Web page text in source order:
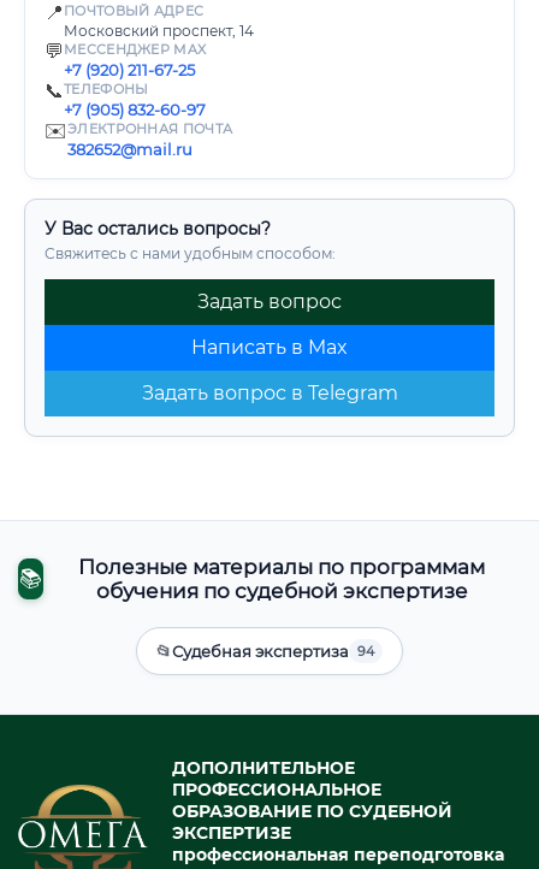
📍 ПОЧТОВЫЙ АДРЕС
Московский проспект, 14
💬 МЕССЕНДЖЕР MAX
+7 (920) 211-67-25
📞ТЕЛЕФОНЫ
+7 (905) 832-60-97
✉️ЭЛЕКТРОННАЯ ПОЧТА
382652@mail.ru
У Вас остались вопросы?
Свяжитесь с нами удобным способом:
Задать вопрос
Написать в Max
Задать вопрос в Telegram
📚
Полезные материалы по программам
обучения по судебной экспертизе
📂Судебная экспертиза 94
ДОПОЛНИТЕЛЬНОЕ
ПРОФЕССИОНАЛЬНОЕ
ОБРАЗОВАНИЕ ПО СУДЕБНОЙ
ЭКСПЕРТИЗЕ
профессиональная переподготовка